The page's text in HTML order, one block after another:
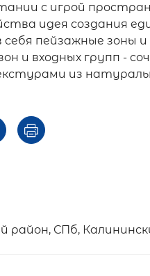
с игрой
идея создания
пейзажные
и входных групп -
из
район, СПб,